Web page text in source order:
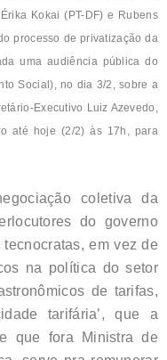
Kokai (PT-DF) e Rubens
processo de privatização da
uma audiência pública do
Social), no dia 3/2, sobre a
Executivo Luiz Azevedo,
até hoje (2/2) às 17h, para
coletiva da
do governo
em vez de
na política do setor
de tarifas,
tarifária’, que a
que fora Ministra de